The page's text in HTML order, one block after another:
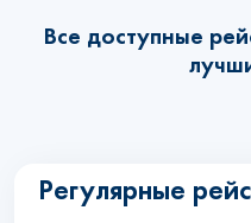
Все доступные
Регулярные